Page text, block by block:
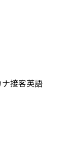
接客英語